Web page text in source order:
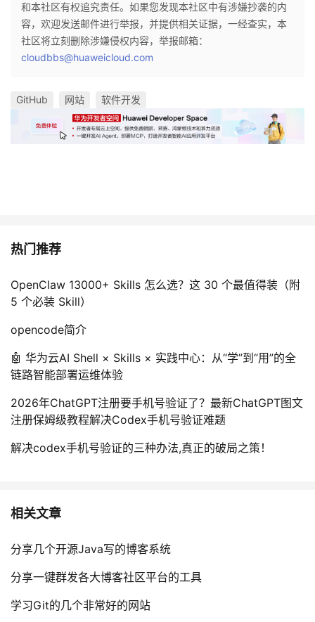
和本社区有权追究责任。如果您发现本社区中有涉嫌抄袭的内
容，欢迎发送邮件进行举报，并提供相关证据，一经查实，本
社区将立刻删除涉嫌侵权内容，举报邮箱：
cloudbbs@huaweicloud.com
GitHub 网站 软件开发
热门推荐
OpenClaw 13000+ Skills 怎么选？这 30 个最值得装（附
5 个必装 Skill）
opencode简介
🤖 华为云AI Shell × Skills × 实践中心：从“学”到“用”的全
链路智能部署运维体验
2026年ChatGPT注册要手机号验证了？最新ChatGPT图文
注册保姆级教程解决Codex手机号验证难题
解决codex手机号验证的三种办法,真正的破局之策！
相关文章
分享几个开源Java写的博客系统
分享一键群发各大博客社区平台的工具
学习Git的几个非常好的网站